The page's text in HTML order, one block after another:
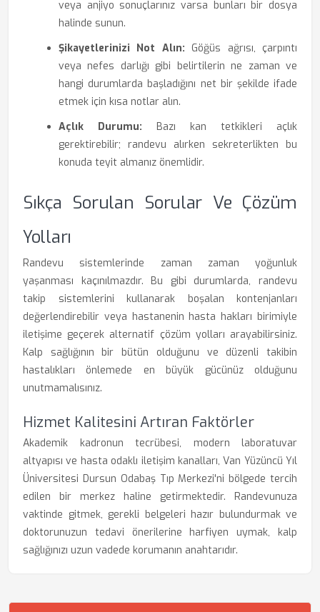
veya anjiyo sonuçlarınız varsa bunları bir dosya
halinde sunun.
Şikayetlerinizi Not Alın: Göğüs ağrısı, çarpıntı
veya nefes darlığı gibi belirtilerin ne zaman ve
hangi durumlarda başladığını net bir şekilde ifade
etmek için kısa notlar alın.
Açlık Durumu: Bazı kan tetkikleri açlık
gerektirebilir; randevu alırken sekreterlikten bu
konuda teyit almanız önemlidir.
Sıkça Sorulan Sorular Ve Çözüm
Yolları
Randevu sistemlerinde zaman zaman yoğunluk
yaşanması kaçınılmazdır. Bu gibi durumlarda, randevu
takip sistemlerini kullanarak boşalan kontenjanları
değerlendirebilir veya hastanenin hasta hakları birimiyle
iletişime geçerek alternatif çözüm yolları arayabilirsiniz.
Kalp sağlığının bir bütün olduğunu ve düzenli takibin
hastalıkları önlemede en büyük gücünüz olduğunu
unutmamalısınız.
Hizmet Kalitesini Artıran Faktörler
Akademik kadronun tecrübesi, modern laboratuvar
altyapısı ve hasta odaklı iletişim kanalları, Van Yüzüncü Yıl
Üniversitesi Dursun Odabaş Tıp Merkezi'ni bölgede tercih
edilen bir merkez haline getirmektedir. Randevunuza
vaktinde gitmek, gerekli belgeleri hazır bulundurmak ve
doktorunuzun tedavi önerilerine harfiyen uymak, kalp
sağlığınızı uzun vadede korumanın anahtarıdır.